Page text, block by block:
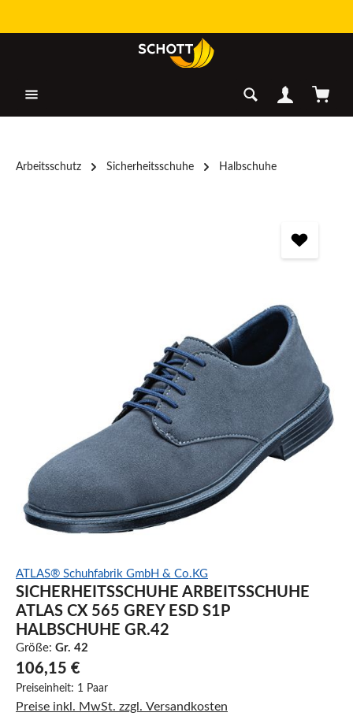
Arbeitsschutz Sicherheitsschuhe Halbschuhe
ATLAS® Schuhfabrik GmbH & Co.KG
SICHERHEITSSCHUHE ARBEITSSCHUHE
ATLAS CX 565 GREY ESD S1P
HALBSCHUHE GR.42
Größe: Gr. 42
106,15 €
Preiseinheit: 1 Paar
Preise inkl. MwSt. zzgl. Versandkosten